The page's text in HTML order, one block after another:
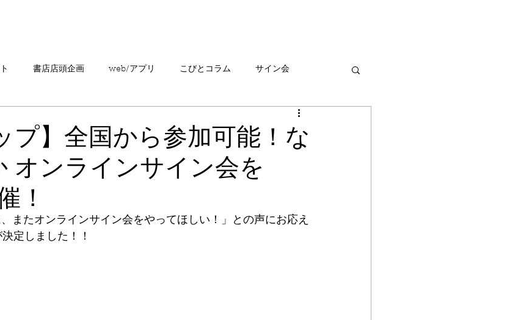
書店店頭企画 web/アプリ こびとコラム サイン会
んの町つるぎ
プ】全国から参加可能！な
オンラインサイン会を
！
またオンラインサイン会をやってほしい！」との声にお応え
定しました！！